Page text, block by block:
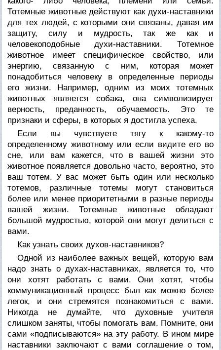
Тотемные животные действуют как духи-наставники
для тех людей, с которыми они связаны, давая им
защиту, силу и мудрость, так же как и
человекоподобные духи-наставники. Тотемное
животное имеет специфическое свойство, или
энергию, связанную с ним, которая может
понадобиться человеку в определенные периоды
его жизни. Например, одним из моих тотемных
животных является собака, она символизирует
верность, преданность, обучаемость. Это те
признаки и сферы, в которых я достигла успеха.
Если вы чувствуете тягу к какому-то
определенному животному или если видите его во
сне, или вам кажется, что в вашей жизни это
животное появляется довольно часто, вероятно, это
ваш тотем. У вас может быть один или несколько
тотемов, различные тотемы могут становиться
более или менее приоритетными в разные периоды
вашей жизни. Тотемные животные обладают
большой мудростью, которой они могут делиться с
вами.
Как узнать своих духов-наставников?
Одной из наиболее важных вещей, которую вам
надо знать о духах-наставниках, является то, что
онихотят работать с вами. Они хотят, чтобы
коммуникационный процесс был как можно более
легок, и они стремятся познакомиться с вами.
Никогда не думайте, что духовные учителя
слишком заняты, чтобы помогать вам. Помните, они
сами «подписываются» на эту работу. В ином мире
наставники заключают с вами соглашение о том,